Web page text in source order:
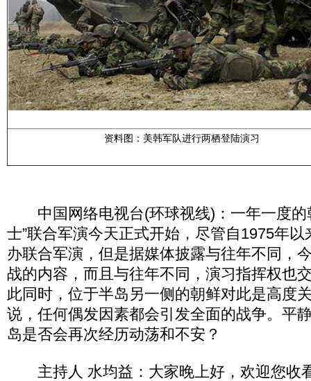
资料图：美韩军队进行两栖登陆演习
中国网络电视台(环球视线)：一年一度的
士”联合军演今天正式开始，尽管自1975年
办联合军演，但是据媒体披露与往年不同，
战的内容，而且与往年不同，演习指挥权也
此同时，位于半岛另一侧的朝鲜对此是高度
说，任何偶发因素都会引发全面的战争。平
岛是否会再次经历动荡和不安？
主持人 水均益：大家晚上好，欢迎您收